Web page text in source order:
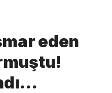
eden